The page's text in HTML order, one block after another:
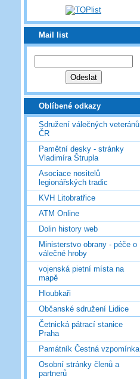
Mail list
Oblíbené odkazy
Sdružení válečných veteránů
ČR
Pamětní desky - stránky
Vladimíra Štrupla
Asociace nositelů
legionářských tradic
KVH Litobratřice
ATM Online
Dolin history web
Ministerstvo obrany - péče o
válečné hroby
vojenská pietní místa na
mapě
Hloubkaři
Občanské sdružení Lidice
Četnická pátrací stanice
Praha
Památník Čestná vzpomínka
Osobní stránky členů a
partnerů